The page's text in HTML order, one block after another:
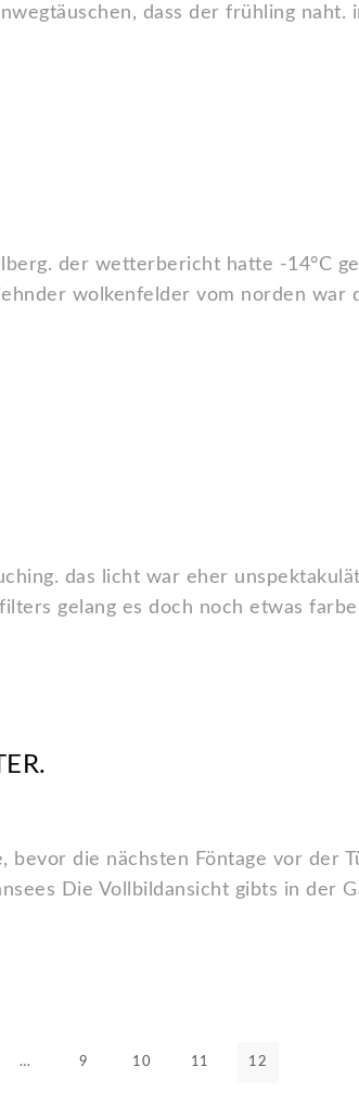
dass der frühling naht.
der wetterbericht hatte -14°C
wolkenfelder vom norden war
das licht war eher
gelang es doch noch etwas
bevor die nächsten Föntage vor der
Die Vollbildansicht gibts in der
… 9 10 11 12